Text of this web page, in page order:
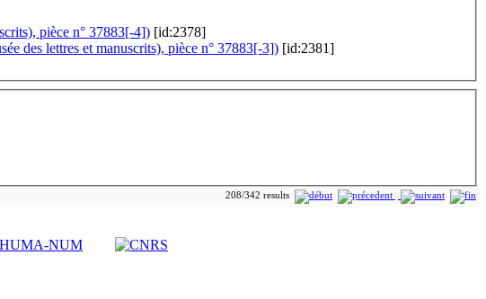
pièce n° 37883[-4]) [id:2378]
des lettres et manuscrits), pièce n° 37883[-3]) [id:2381]
208/342 results